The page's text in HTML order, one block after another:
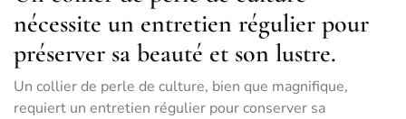
nécessite un entretien régulier pour
préserver sa beauté et son lustre.
Un collier de perle de culture, bien que magnifique,
requiert un entretien régulier pour conserver sa